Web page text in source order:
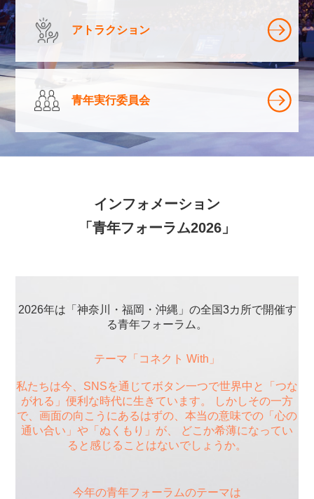
アトラクション
青年実行委員会
インフォメーション
「青年フォーラム2026」
2026年は「神奈川・福岡・沖縄」の全国3カ所で開催す
る青年フォーラム。
テーマ「コネクト With」
私たちは今、SNSを通じてボタン一つで世界中と「つな
がれる」便利な時代に生きています。 しかしその一方
で、画面の向こうにあるはずの、本当の意味での「心の
通い合い」や「ぬくもり」が、 どこか希薄になってい
ると感じることはないでしょうか。
今年の青年フォーラムのテーマは